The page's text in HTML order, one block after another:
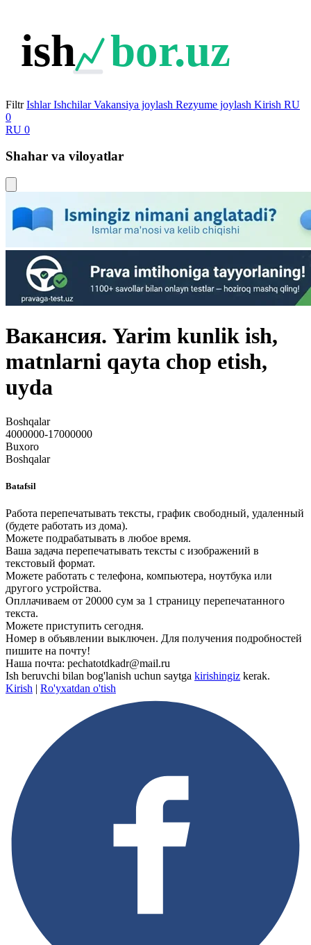
ish bor.uz
Filtr Ishlar Ishchilar Vakansiya joylash Rezyume joylash Kirish RU
0
RU 0
Shahar va viloyatlar
Вакансия. Yarim kunlik ish,
matnlarni qayta chop etish,
uyda
Boshqalar
4000000-17000000
Buxoro
Boshqalar
Batafsil
Работа перепечатывать тексты, график свободный, удаленный
(будете работать из дома).
Можете подрабатывать в любое время.
Ваша задача перепечатывать тексты с изображений в
текстовый формат.
Можете работать с телефона, компьютера, ноутбука или
другого устройства.
Опллачиваем от 20000 сум за 1 страницу перепечатанного
текста.
Можете приступить сегодня.
Номер в объявлении выключен. Для получения подробностей
пишите на почту!
Наша почта: pechatotdkadr@mail.ru
Ish beruvchi bilan bog'lanish uchun saytga kirishingiz kerak.
Kirish | Ro'yxatdan o'tish